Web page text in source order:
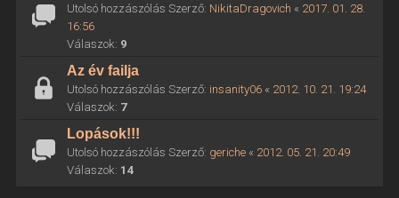
Utolsó hozzászólás Szerző: NikitaDragovich « 2017. 01. 28.
16:56
Válaszok: 9
Az év failja
Utolsó hozzászólás Szerző: insanity06« 2012. 10. 21. 19:24
Válaszok: 7
Lopások!!!
Utolsó hozzászólás Szerző: geriche« 2012. 05. 21. 20:49
Válaszok: 14